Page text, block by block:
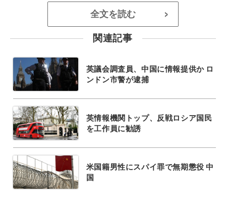
全文を読む >
関連記事
英議会調査員、中国に情報提供か ロ
ンドン市警が逮捕
英情報機関トップ、反戦ロシア国民
を工作員に勧誘
米国籍男性にスパイ罪で無期懲役 中
国